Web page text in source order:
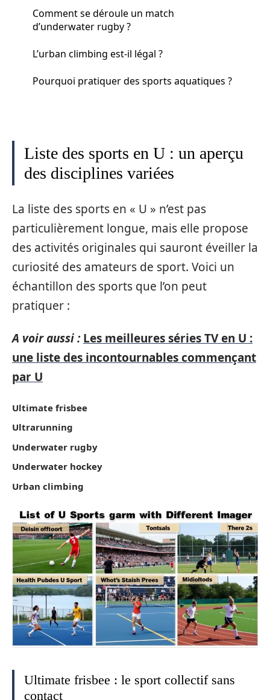
Comment se déroule un match
d’underwater rugby ?
L’urban climbing est-il légal ?
Pourquoi pratiquer des sports aquatiques ?
Liste des sports en U : un aperçu
des disciplines variées
La liste des sports en « U » n’est pas
particulièrement longue, mais elle propose
des activités originales qui sauront éveiller la
curiosité des amateurs de sport. Voici un
échantillon des sports que l’on peut
pratiquer :
A voir aussi : Les meilleures séries TV en U :
une liste des incontournables commençant
par U
Ultimate frisbee
Ultrarunning
Underwater rugby
Underwater hockey
Urban climbing
Ultimate frisbee : le sport collectif sans
contact